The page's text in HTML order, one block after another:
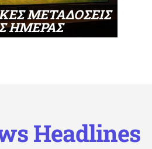
ΜΕΤΑΔΟΣΕΙΣ
ΗΜΕΡΑΣ
Headlines